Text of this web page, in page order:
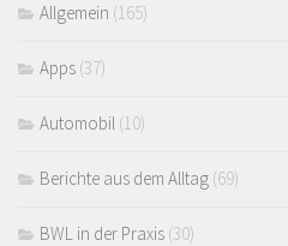
Allgemein (165)
Apps (37)
Automobil (10)
Berichte aus dem Alltag (69)
BWL in der Praxis (30)